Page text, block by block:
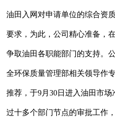
油田入网对申请单位的综合资
要求，为此，公司精心准备，
争取油田各职能部门的支持。
全环保质量管理部相关领导作
推荐，于9月30日进入油田市
过十多个部门节点的审批工作，